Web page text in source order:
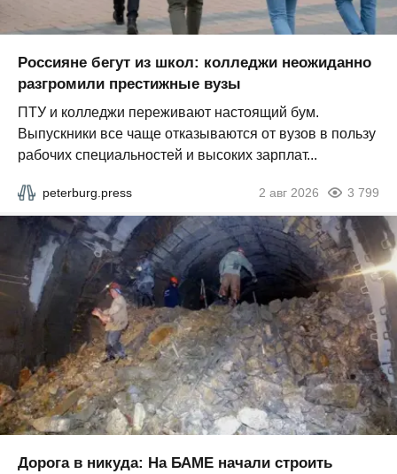
Россияне бегут из школ: колледжи неожиданно
разгромили престижные вузы
ПТУ и колледжи переживают настоящий бум.
Выпускники все чаще отказываются от вузов в пользу
рабочих специальностей и высоких зарплат...
peterburg.press 2 авг 2026 3 799
Дорога в никуда: На БАМЕ начали строить